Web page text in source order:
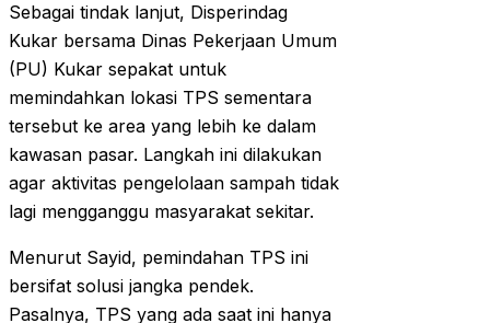
Sebagai tindak lanjut, Disperindag
Kukar bersama Dinas Pekerjaan Umum
(PU) Kukar sepakat untuk
memindahkan lokasi TPS sementara
tersebut ke area yang lebih ke dalam
kawasan pasar. Langkah ini dilakukan
agar aktivitas pengelolaan sampah tidak
lagi mengganggu masyarakat sekitar.
Menurut Sayid, pemindahan TPS ini
bersifat solusi jangka pendek.
Pasalnya, TPS yang ada saat ini hanya